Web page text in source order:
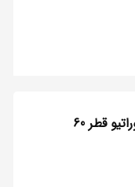
توضیحات : ساعت دیواری فلزی دکوراتیو قطر 60